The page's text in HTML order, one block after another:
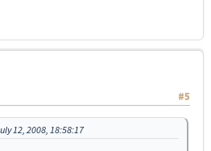
#5
12, 2008, 18:58:17